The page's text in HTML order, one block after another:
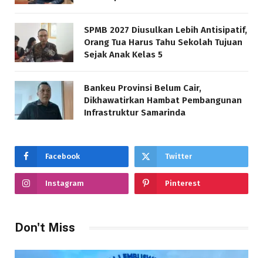
SPMB 2027 Diusulkan Lebih Antisipatif,
Orang Tua Harus Tahu Sekolah Tujuan
Sejak Anak Kelas 5
Bankeu Provinsi Belum Cair,
Dikhawatirkan Hambat Pembangunan
Infrastruktur Samarinda
Facebook Twitter
Instagram Pinterest
Don't Miss